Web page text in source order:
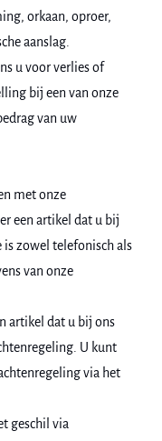
orkaan, oproer,
aanslag.
u voor verlies of
bij een van onze
van uw
met onze
een artikel dat u bij
is zowel telefonisch als
van onze
artikel dat u bij ons
U kunt
via het
geschil via